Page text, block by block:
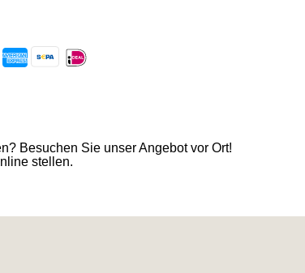
Besuchen Sie unser Angebot vor Ort!
stellen.